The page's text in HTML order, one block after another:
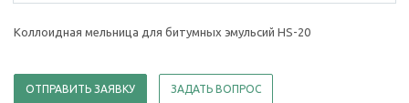
Коллоидная мельница для битумных эмульсий HS-20
ОТПРАВИТЬ ЗАЯВКУ ЗАДАТЬ ВОПРОС